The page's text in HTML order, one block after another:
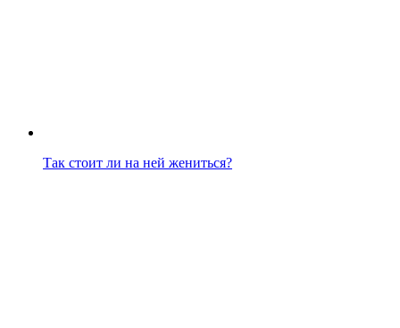
Так стоит ли на ней жениться?